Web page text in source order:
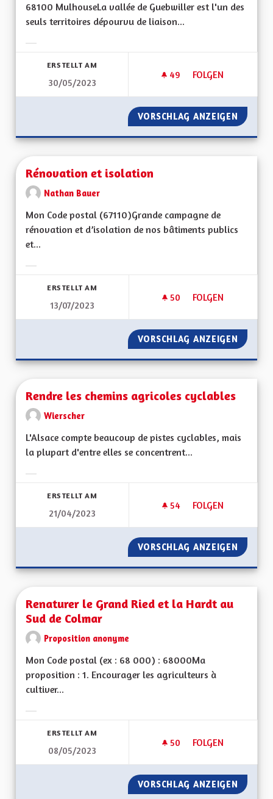
68100 MulhouseLa vallée de Guebwiller est l'un des
seuls territoires dépourvu de liaison...
ERSTELLT AM
30/05/2023
49 49 FOLLOWER
FOLGEN
RÉOUVERTURE
VORSCHLAG ANZEIGEN
Rénovation et isolation
Nathan Bauer
Mon Code postal (67110)Grande campagne de
rénovation et d’isolation de nos bâtiments publics
et...
ERSTELLT AM
13/07/2023
50 50 FOLLOWER
FOLGEN
RÉNOVATION ET
VORSCHLAG ANZEIGEN
Rendre les chemins agricoles cyclables
Wierscher
L'Alsace compte beaucoup de pistes cyclables, mais
la plupart d'entre elles se concentrent...
ERSTELLT AM
21/04/2023
54 54 FOLLOWER
FOLGEN
RENDRE LES
VORSCHLAG ANZEIGEN
Renaturer le Grand Ried et la Hardt au
Sud de Colmar
Proposition anonyme
Mon Code postal (ex : 68 000) : 68000Ma
proposition : 1. Encourager les agriculteurs à
cultiver...
ERSTELLT AM
08/05/2023
50 50 FOLLOWER
FOLGEN
RENATURER LE
VORSCHLAG ANZEIGEN